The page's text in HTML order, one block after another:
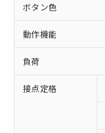
ボタン色
動作機能
負荷
接点定格